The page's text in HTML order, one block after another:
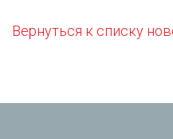
Вернуться к списку